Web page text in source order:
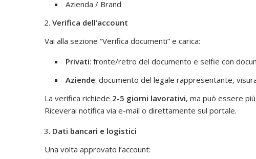
Azienda / Brand
Verifica dell’account
Vai alla sezione “Verifica documenti” e carica:
Privati: fronte/retro del documento e selfie con
Aziende: documento del legale rappresentante,
La verifica richiede 2-5 giorni lavorativi, ma può essere
Riceverai notifica via e-mail o direttamente sul portale.
Dati bancari e logistici
Una volta approvato l’account: